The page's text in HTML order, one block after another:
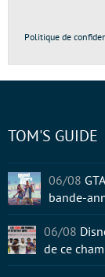
Politique de
TOM'S GUIDE
06/08
bande-
06/08
de ce